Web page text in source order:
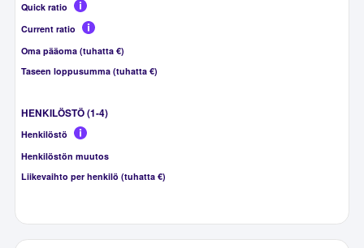
Quick ratio
Current ratio
Oma pääoma (tuhatta €)
Taseen loppusumma (tuhatta €)
HENKILÖSTÖ (1-4)
Henkilöstö
Henkilöstön muutos
Liikevaihto per henkilö (tuhatta €)